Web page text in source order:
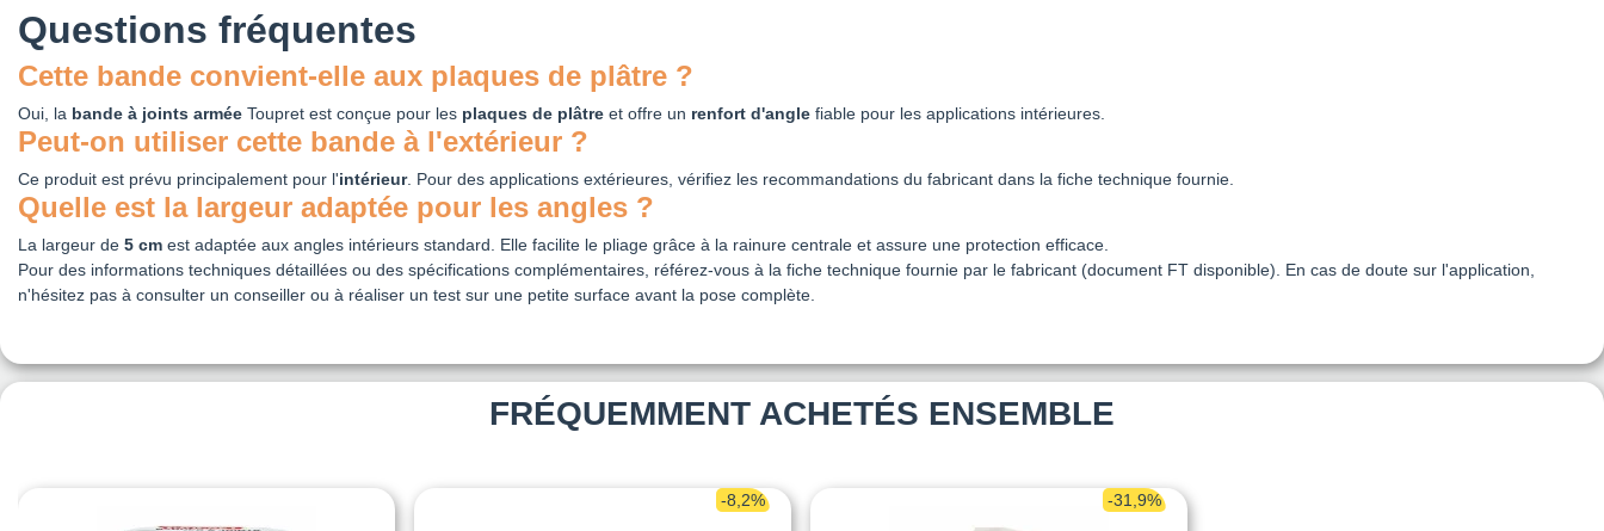
Questions fréquentes
Cette bande convient-elle aux plaques de plâtre ?
Oui, la bande à joints armée Toupret est conçue pour les plaques de plâtre et offre un renfort d'angle fiable pour les applications intérieures.
Peut-on utiliser cette bande à l'extérieur ?
Ce produit est prévu principalement pour l'intérieur. Pour des applications extérieures, vérifiez les recommandations du fabricant dans la fiche technique fournie.
Quelle est la largeur adaptée pour les angles ?
La largeur de 5 cm est adaptée aux angles intérieurs standard. Elle facilite le pliage grâce à la rainure centrale et assure une protection efficace.
Pour des informations techniques détaillées ou des spécifications complémentaires, référez-vous à la fiche technique fournie par le fabricant (document FT disponible). En cas de doute sur l'application,
n'hésitez pas à consulter un conseiller ou à réaliser un test sur une petite surface avant la pose complète.
FRÉQUEMMENT ACHETÉS ENSEMBLE
-8,2% -31,9%